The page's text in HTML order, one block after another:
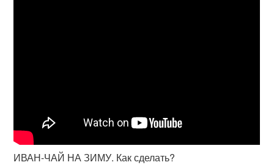
ИВАН-ЧАЙ НА ЗИМУ. Как сделать?